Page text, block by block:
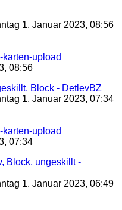
1. Januar 2023, 08:56
karten-upload
08:56
Block - DetlevBZ
1. Januar 2023, 07:34
karten-upload
07:34
Block, ungeskillt -
1. Januar 2023, 06:49